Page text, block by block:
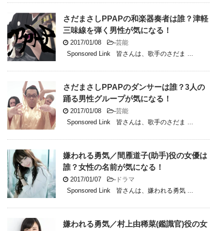
さだまさしPPAPの和楽器奏者は誰？津軽
三味線を弾く男性が気になる！
2017/01/08 -芸能
Sponsored Link 皆さんは、歌手のさだま ...
さだまさしPPAPのダンサーは誰？3人の
踊る男性グループが気になる！
2017/01/08 -芸能
Sponsored Link 皆さんは、歌手のさだま ...
嫌われる勇気／間雁道子(助手)役の女優は
誰？女性の名前が気になる！
2017/01/07 - ドラマ
Sponsored Link 皆さんは、嫌われる勇気 ...
嫌われる勇気／村上由稀菜(鑑識官)役の女